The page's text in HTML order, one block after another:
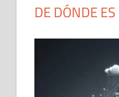
DE DÓNDE